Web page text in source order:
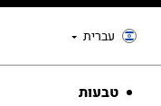
עברית
טבעות